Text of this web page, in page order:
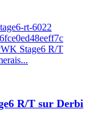
rt-6022
Stage6 R/T
R/T sur Derbi